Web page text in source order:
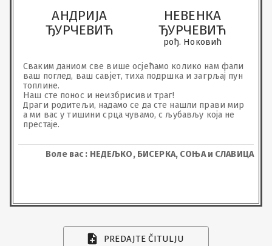
АНДРИЈА
ЂУРЧЕВИЋ
НЕВЕНКА
ЂУРЧЕВИЋ
рођ. Ноковић
Сваким даниом све више осјећамо колико нам фали
ваш поглед, ваш савјет, тиха подршка и загрљај пун
топлине.
Наш сте понос и неизбрисиви траг!
Драги родитељи, надамо се да сте нашли прави мир
а ми вас у тишини срца чувамо, с љубављу која не
престаје.
Воле вас : НЕДЕЉКО, БИСЕРКА, СОЊА и СЛАВИЦА
PREDAJTE ČITULJU